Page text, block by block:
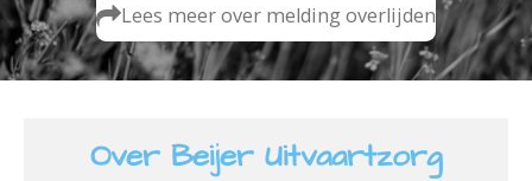
Lees meer over melding overlijden
Over Beijer Uitvaartzorg